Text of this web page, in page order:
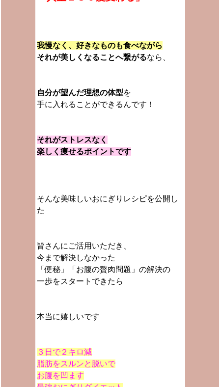
我慢なく、好きなものも食べながら
それが美しくなることへ繋がるなら、
自分が望んだ理想の体型を
手に入れることができるんです！
それがストレスなく
楽しく痩せるポイントです
そんな美味しいおにぎりレシピを公開し
た
皆さんにご活用いただき、
今まで解決しなかった
「便秘」「お腹の贅肉問題」の解決の
一歩をスタートできたら
本当に嬉しいです
３日で２キロ減
脂肪をスルンと脱いで
お腹を凹ます